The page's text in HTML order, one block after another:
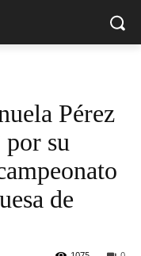
Pérez
su
de